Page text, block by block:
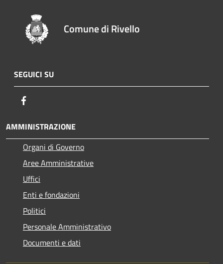
Comune di Rivello
SEGUICI SU
AMMINISTRAZIONE
Organi di Governo
Aree Amministrative
Uffici
Enti e fondazioni
Politici
Personale Amministrativo
Documenti e dati